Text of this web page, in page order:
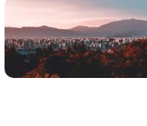
Siempre